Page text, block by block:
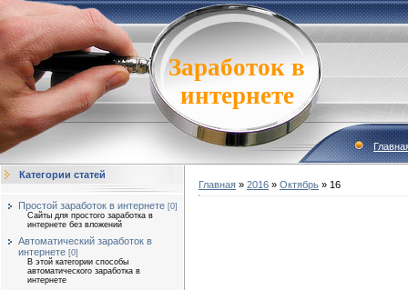
Заработок в
интернете
Категории статей
Простой заработок в интернете [0]
Сайты для простого заработка в
интернете без вложений
Автоматический заработок в
интернете [0]
В этой категории способы
автоматического заработка в
интернете
Главная » 2016 » Октябрь » 16